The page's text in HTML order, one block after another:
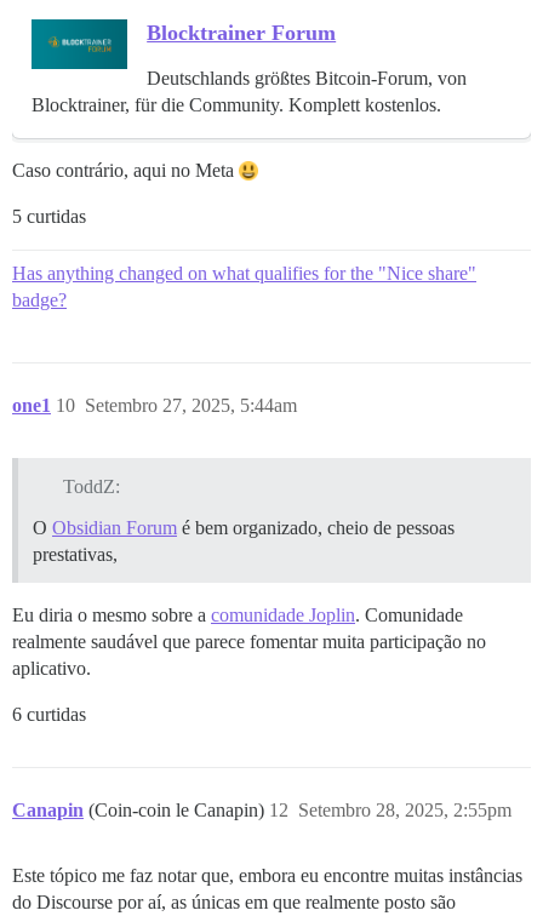
Blocktrainer Forum
Deutschlands größtes Bitcoin-Forum, von
Blocktrainer, für die Community. Komplett kostenlos.
Caso contrário, aqui no Meta
5 curtidas
Has anything changed on what qualifies for the "Nice share"
badge?
one1 Setembro 27, 2025, 5:44am
10
ToddZ:
O Obsidian Forum é bem organizado, cheio de pessoas
prestativas,
Eu diria o mesmo sobre a comunidade Joplin. Comunidade
realmente saudável que parece fomentar muita participação no
aplicativo.
6 curtidas
Canapin (Coin-coin le Canapin) Setembro 28, 2025, 2:55pm
12
Este tópico me faz notar que, embora eu encontre muitas instâncias
do Discourse por aí, as únicas em que realmente posto são